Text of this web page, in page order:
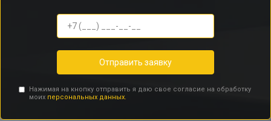
Отправить заявку
Нажимая на кнопку отправить я даю свое согласие на обработку
моих персональных данных.